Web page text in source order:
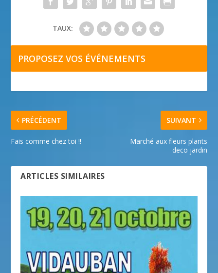
TAUX:
PROPOSEZ VOS ÉVÉNEMENTS
PRÉCÉDENT
Fais comme chez toi !!
SUIVANT
Marché aux fleurs plants
deco jardin
ARTICLES SIMILAIRES